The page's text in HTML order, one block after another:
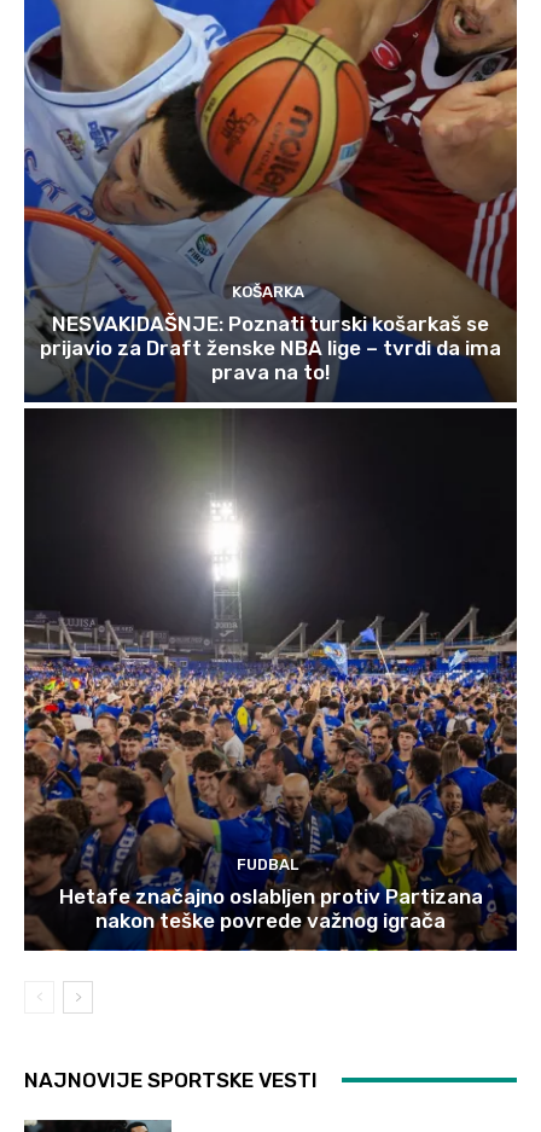
KOŠARKA
NESVAKIDAŠNJE: Poznati turski košarkaš se
prijavio za Draft ženske NBA lige – tvrdi da ima
prava na to!
FUDBAL
Hetafe značajno oslabljen protiv Partizana
nakon teške povrede važnog igrača
NAJNOVIJE SPORTSKE VESTI